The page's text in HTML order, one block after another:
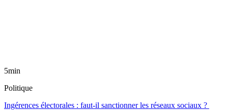
5min
Politique
Ingérences électorales : faut-il sanctionner les réseaux sociaux ?